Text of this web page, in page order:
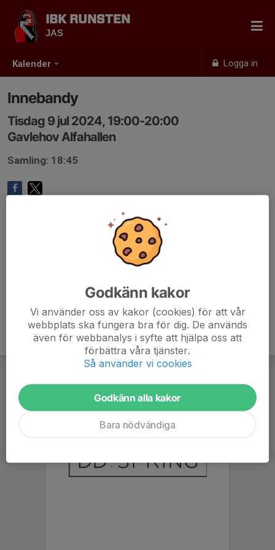
Kalender Logga in
IBK RUNSTEN
JAS
Innebandy
Tisdag 9 jul 2024, 19:00-20:00
Gavlehov Alfahallen
Samling: 18:45
Godkänn kakor
Vi använder oss av kakor (cookies) för att vår
webbplats ska fungera bra för dig. De används
även för webbanalys i syfte att hjälpa oss att
förbättra våra tjänster.
Så använder vi cookies
Godkänn alla kakor
Bara nödvändiga